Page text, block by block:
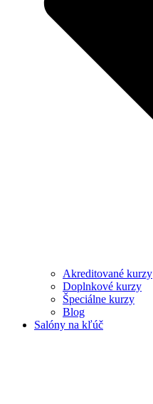
Akreditované kurzy
Doplnkové kurzy
Špeciálne kurzy
Blog
Salóny na kľúč